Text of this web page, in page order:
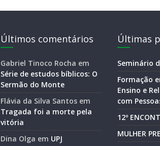
Últimos comentários
Gabriel Tinoco Rocha em
Série de estudos bíblicos: O
Sermão do Monte
Flávia da Silva Santos em
Tragada foi a morte pela
vitória
Dina Olga em UPJ
Últimas
Seminário
Formação
Ensino e
com
12º
MULHER